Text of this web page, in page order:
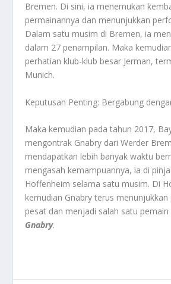
Bremen. Di sini, ia menemukan
permainannya dan menunjukkan
Dalam satu musim di Bremen, ia
dalam 27 penampilan. Maka
perhatian klub-klub besar Jerman,
Munich.
Keputusan Penting: Bergabung
Maka kemudian pada tahun 2017,
mengontrak Gnabry dari Werder
mendapatkan lebih banyak waktu
mengasah kemampuannya, ia di
Hoffenheim selama satu musim. Di
kemudian Gnabry terus
pesat dan menjadi salah satu pemain
Gnabry.